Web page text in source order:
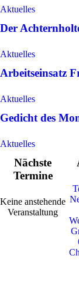
Aktuelles
Der
Aktuelles
Arbeitseinsatz
Aktuelles
Gedicht des
Aktuelles
Nächste
Termine
Keine anstehende
Veranstaltung